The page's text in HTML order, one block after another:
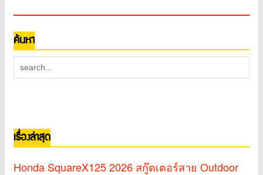
ค้นหา
เรื่องล่าสุด
Honda SquareX125 2026 สกู๊ตเตอร์สาย Outdoor